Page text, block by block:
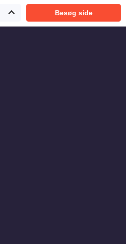
Besøg side